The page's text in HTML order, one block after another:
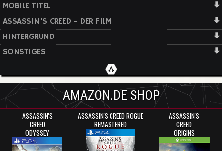
MOBILE TITEL
ASSASSIN'S CREED - DER FILM
HINTERGRUND
SONSTIGES
AMAZON.DE SHOP
ASSASSIN'S
CREED
ODYSSEY
ASSASSIN'S CREED ROGUE
REMASTERED
ASSASSIN'S
CREED
ORIGINS